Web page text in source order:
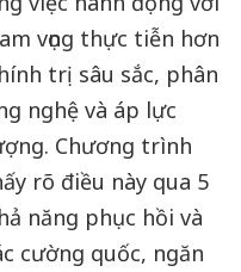
vọng thực tiễn hơn
trị sâu sắc, phân
nghệ và áp lực
Chương trình
rõ điều này qua 5
năng phục hồi và
cường quốc, ngăn